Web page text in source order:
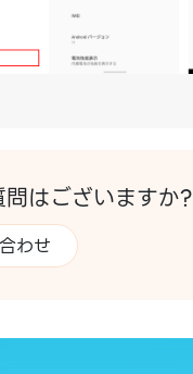
はございますか?
わせ